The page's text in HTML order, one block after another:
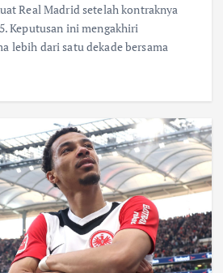
Real Madrid setelah kontraknya
Keputusan ini mengakhiri
lebih dari satu dekade bersama